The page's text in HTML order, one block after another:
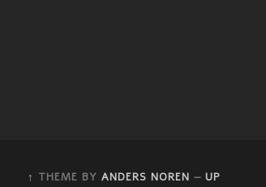
THEME BY ANDERS NOREN — UP ↑